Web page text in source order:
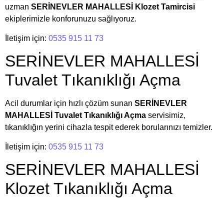
uzman SERİNEVLER MAHALLESİ Klozet Tamircisi
ekiplerimizle konforunuzu sağlıyoruz.
İletişim için: 0535 915 11 73
SERİNEVLER MAHALLESİ
Tuvalet Tıkanıklığı Açma
Acil durumlar için hızlı çözüm sunan SERİNEVLER
MAHALLESİ Tuvalet Tıkanıklığı Açma servisimiz,
tıkanıklığın yerini cihazla tespit ederek borularınızı temizler.
İletişim için: 0535 915 11 73
SERİNEVLER MAHALLESİ
Klozet Tıkanıklığı Açma